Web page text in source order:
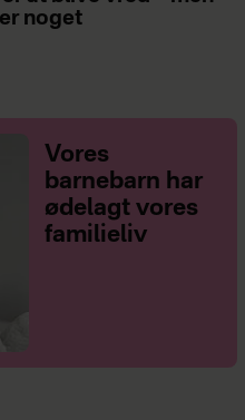
noget
Vores
barnebarn har
ødelagt vores
familieliv